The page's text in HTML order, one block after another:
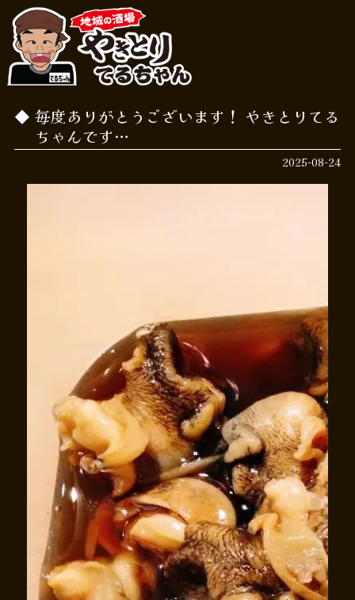
毎度ありがとうございます！ やきとりてる
ちゃんです…
2025-08-24